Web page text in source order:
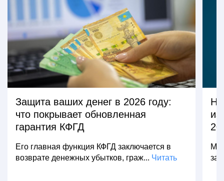
Защита ваших денег в 2026 году:
что покрывает обновленная
гарантия КФГД
Его главная функция КФГД заключается в
возврате денежных убытков, граж... Читать